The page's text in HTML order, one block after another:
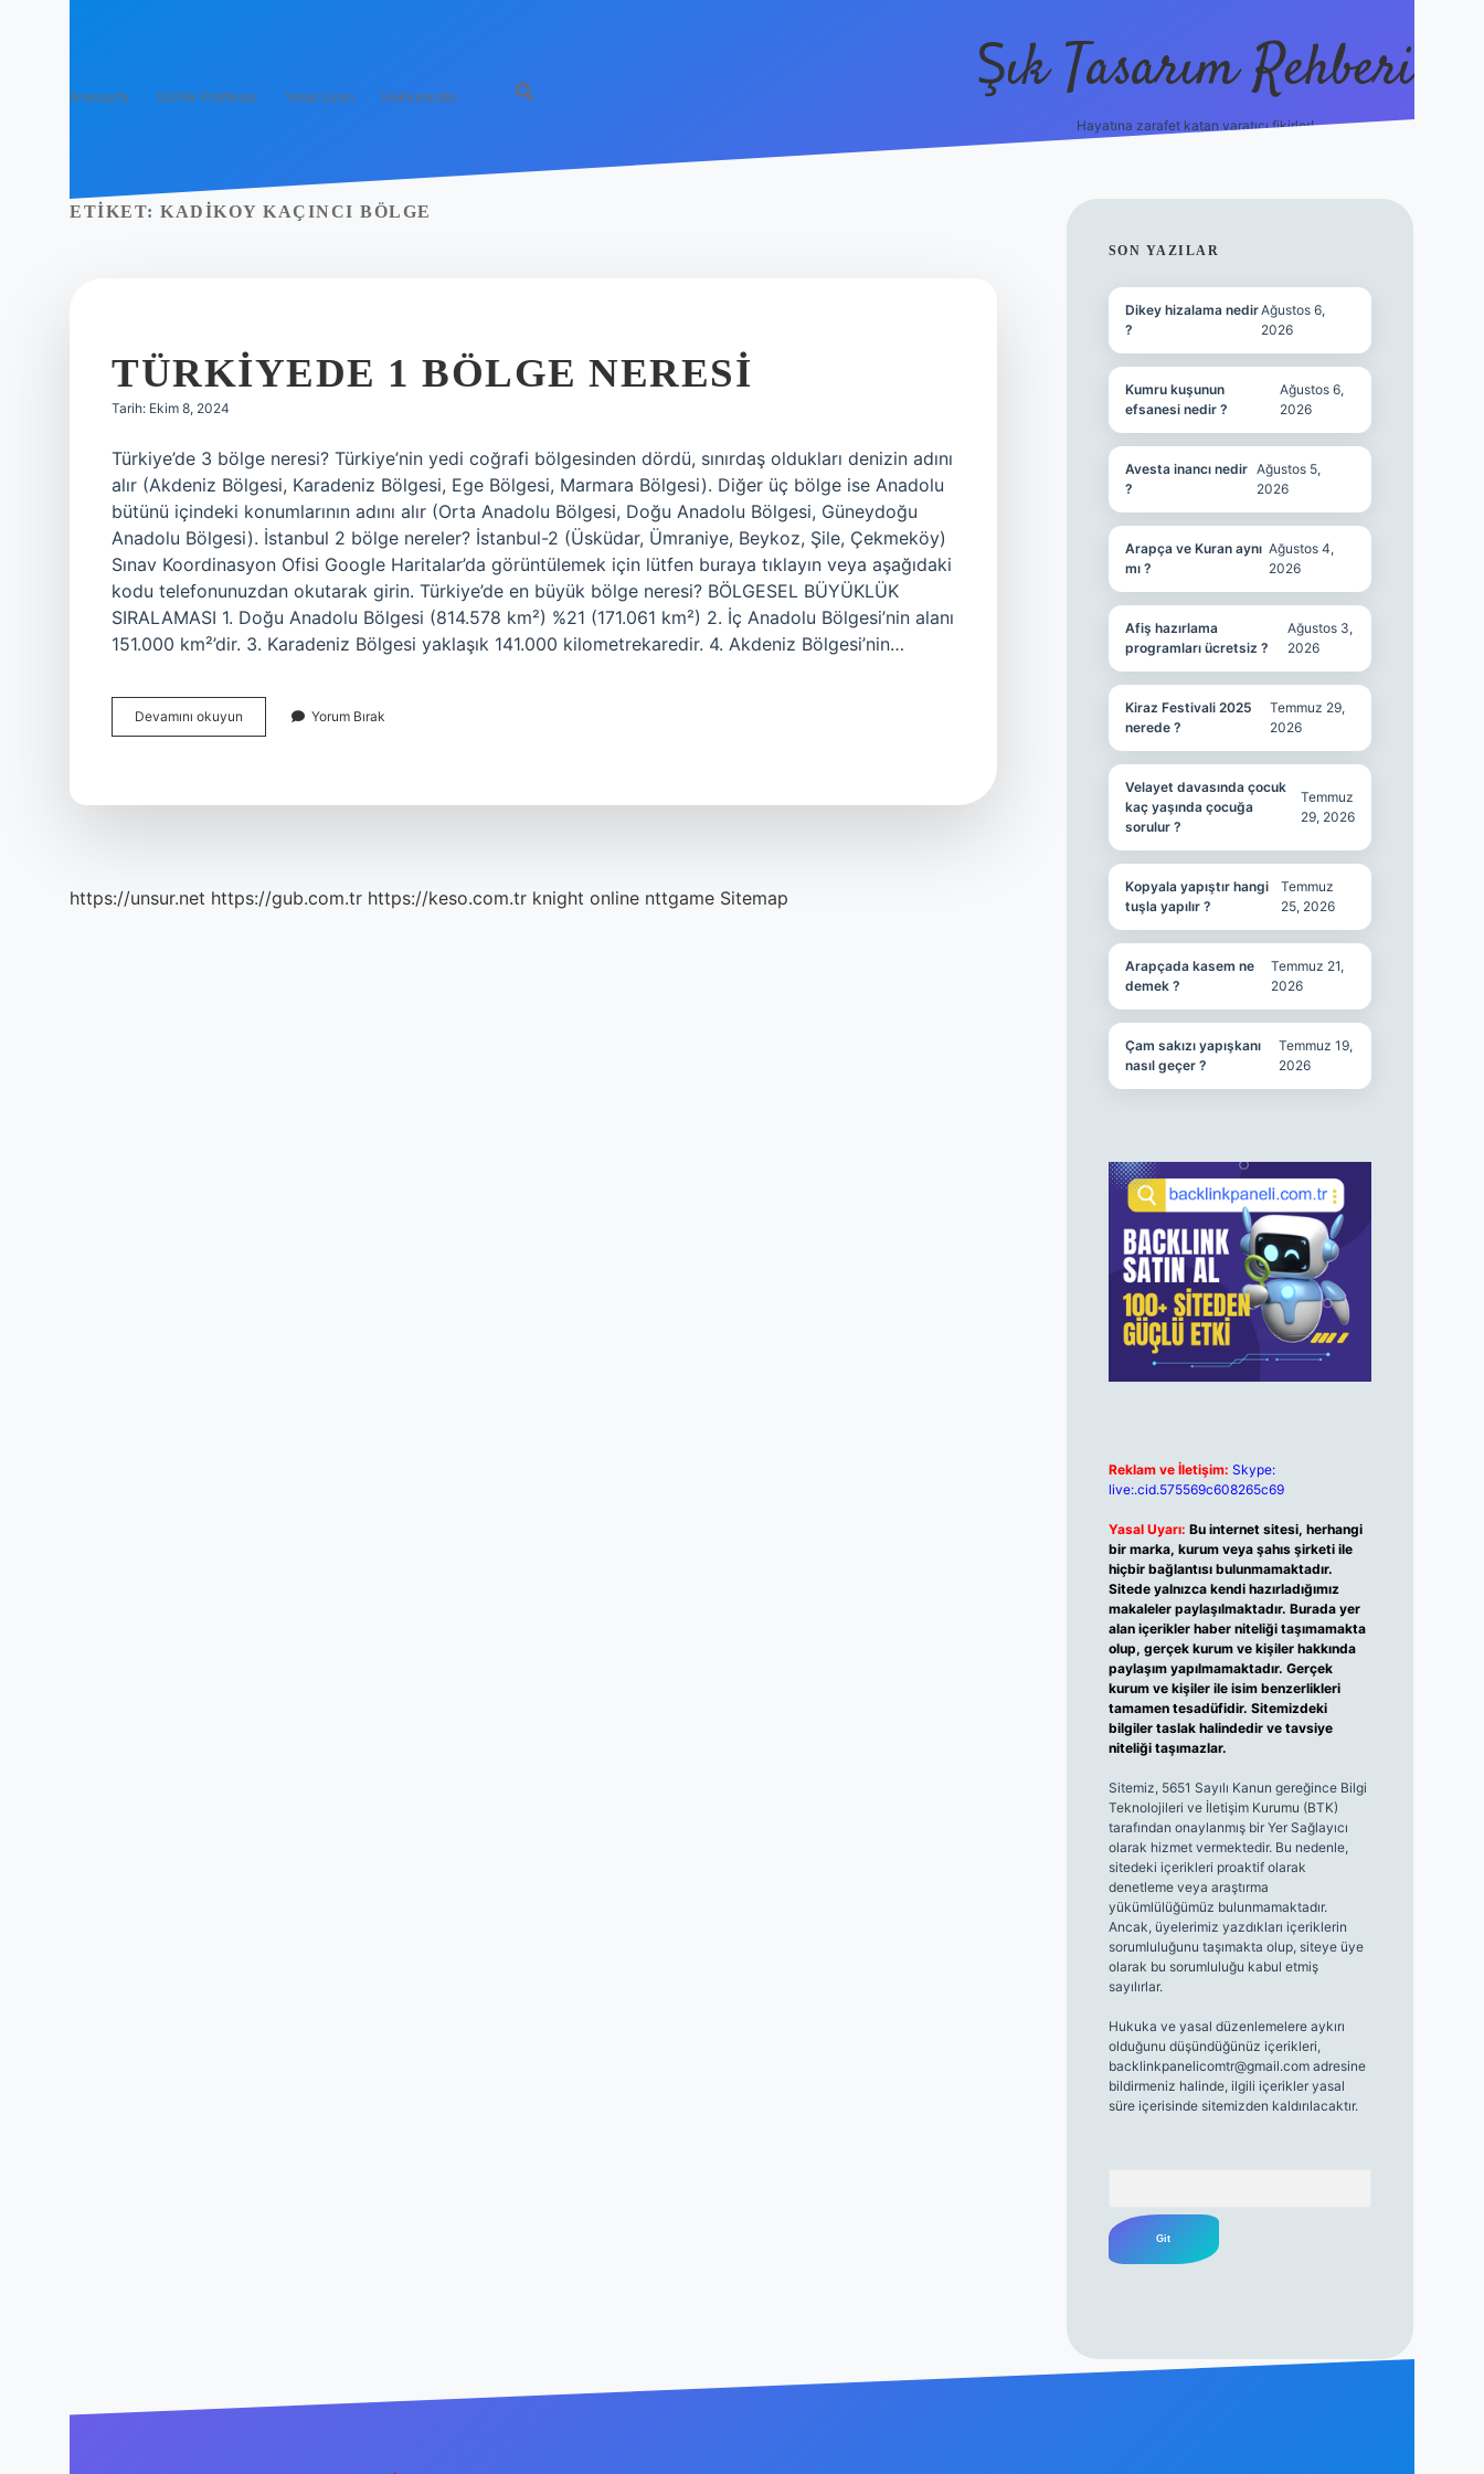
Anasayfa Gizlilik Politikası Yasal Uyarı Hakkımızda Şık Tasarım Rehberi
Hayatına zarafet katan yaratıcı fikirler!
ETIKET: KADIKOY KAÇINCI BÖLGE
TÜRKIYEDE 1 BÖLGE NERESI
Tarih: Ekim 8, 2024
Türkiye’de 3 bölge neresi? Türkiye’nin yedi coğrafi bölgesinden dördü, sınırdaş oldukları denizin adını
alır (Akdeniz Bölgesi, Karadeniz Bölgesi, Ege Bölgesi, Marmara Bölgesi). Diğer üç bölge ise Anadolu
bütünü içindeki konumlarının adını alır (Orta Anadolu Bölgesi, Doğu Anadolu Bölgesi, Güneydoğu
Anadolu Bölgesi). İstanbul 2 bölge nereler? İstanbul-2 (Üsküdar, Ümraniye, Beykoz, Şile, Çekmeköy)
Sınav Koordinasyon Ofisi Google Haritalar’da görüntülemek için lütfen buraya tıklayın veya aşağıdaki
kodu telefonunuzdan okutarak girin. Türkiye’de en büyük bölge neresi? BÖLGESEL BÜYÜKLÜK
SIRALAMASI 1. Doğu Anadolu Bölgesi (814.578 km²) %21 (171.061 km²) 2. İç Anadolu Bölgesi’nin alanı
151.000 km²’dir. 3. Karadeniz Bölgesi yaklaşık 141.000 kilometrekaredir. 4. Akdeniz Bölgesi’nin…
Devamını okuyun Türkiyede
1
Yorum Bırak
https://unsur.net https://gub.com.tr https://keso.com.tr knight online nttgame Sitemap
SIDEBAR
SON YAZILAR
Dikey hizalama nedir
?
Ağustos 6,
2026
Kumru kuşunun
efsanesi nedir ?
Ağustos 6,
2026
Avesta inancı nedir
?
Ağustos 5,
2026
Arapça ve Kuran aynı
mı ?
Ağustos 4,
2026
Afiş hazırlama
programları ücretsiz ?
Ağustos 3,
2026
Kiraz Festivali 2025
nerede ?
Temmuz 29,
2026
Velayet davasında çocuk
kaç yaşında çocuğa
sorulur ?
Temmuz
29, 2026
Kopyala yapıştır hangi
tuşla yapılır ?
Temmuz
25, 2026
Arapçada kasem ne
demek ?
Temmuz 21,
2026
Çam sakızı yapışkanı
nasıl geçer ?
Temmuz 19,
2026
Reklam ve İletişim: Skype:
live:.cid.575569c608265c69
Yasal Uyarı: Bu internet sitesi, herhangi
bir marka, kurum veya şahıs şirketi ile
hiçbir bağlantısı bulunmamaktadır.
Sitede yalnızca kendi hazırladığımız
makaleler paylaşılmaktadır. Burada yer
alan içerikler haber niteliği taşımamakta
olup, gerçek kurum ve kişiler hakkında
paylaşım yapılmamaktadır. Gerçek
kurum ve kişiler ile isim benzerlikleri
tamamen tesadüfidir. Sitemizdeki
bilgiler taslak halindedir ve tavsiye
niteliği taşımazlar.
Sitemiz, 5651 Sayılı Kanun gereğince Bilgi
Teknolojileri ve İletişim Kurumu (BTK)
tarafından onaylanmış bir Yer Sağlayıcı
olarak hizmet vermektedir. Bu nedenle,
sitedeki içerikleri proaktif olarak
denetleme veya araştırma
yükümlülüğümüz bulunmamaktadır.
Ancak, üyelerimiz yazdıkları içeriklerin
sorumluluğunu taşımakta olup, siteye üye
olarak bu sorumluluğu kabul etmiş
sayılırlar.
Hukuka ve yasal düzenlemelere aykırı
olduğunu düşündüğünüz içerikleri,
backlinkpanelicomtr@gmail.comadresine
bildirmeniz halinde, ilgili içerikler yasal
süre içerisinde sitemizden kaldırılacaktır.
vdcasino giriş